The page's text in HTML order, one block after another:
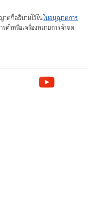
าตที่อธิบายไว้ในใบอนุญาตการ
ค้าหรือเครื่องหมายการค้าจด